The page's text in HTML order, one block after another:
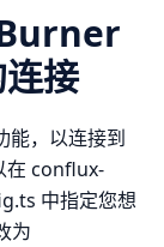
接
能，以连接到
在 conflux-
中指定您想
为